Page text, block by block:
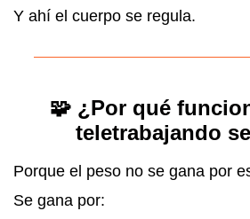
Y ahí el cuerpo se regula.
🧩 ¿Por qué
teletrabajando
Porque el peso no se gana por
Se gana por: